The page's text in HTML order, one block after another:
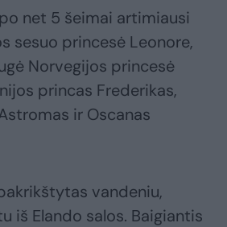
net 5 šeimai artimiausi
sesuo princesė Leonore,
Norvegijos princesė
princas Frederikas,
ir Oscanas
vandeniu,
iš Elando salos. Baigiantis